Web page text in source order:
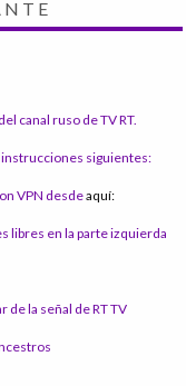
canal ruso de TV RT.
instrucciones siguientes:
VPN desdeaquí:
libres en la parte izquierda
de la señal de RT TV